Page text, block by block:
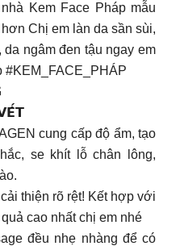
Kem Face Pháp mẫu
Chị em làn da sần sùi,
ngâm đen tậu ngay em
#KEM_FACE_PHÁP
cung cấp độ ẩm, tạo
se khít lỗ chân lông,
thiện rõ rệt! Kết hợp với
cao nhất chị em nhé
đều nhẹ nhàng để có